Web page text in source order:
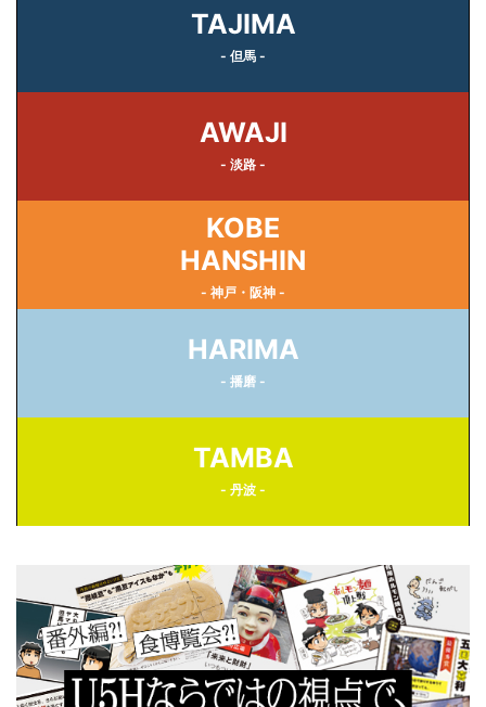
TAJIMA
- 但馬 -
AWAJI
- 淡路 -
KOBE
HANSHIN
- 神戸・阪神 -
HARIMA
- 播磨 -
TAMBA
- 丹波 -